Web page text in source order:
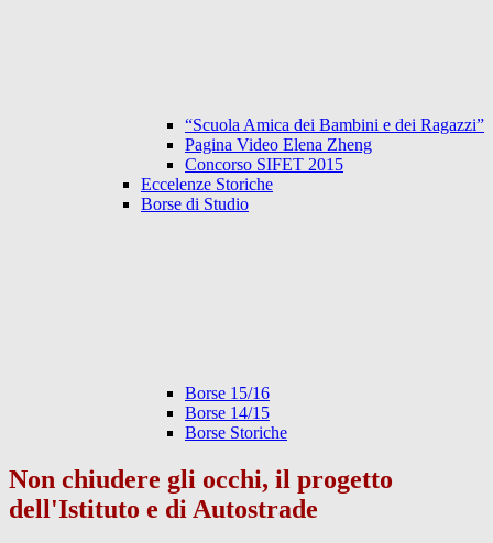
“Scuola Amica dei Bambini e dei Ragazzi”
Pagina Video Elena Zheng
Concorso SIFET 2015
Eccelenze Storiche
Borse di Studio
Borse 15/16
Borse 14/15
Borse Storiche
Non chiudere gli occhi, il progetto
dell'Istituto e di Autostrade